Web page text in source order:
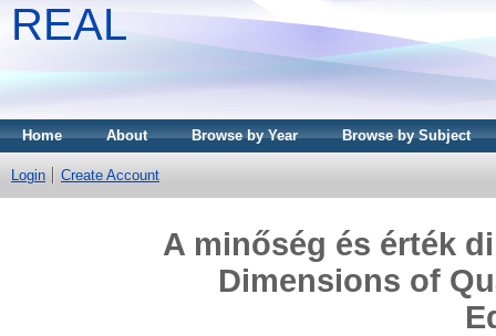
REAL
Home About Browse by Year Browse by Subject
Login Create Account
A minőség és érték
Dimensions of